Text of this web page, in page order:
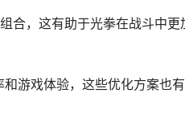
合，这有助于光拳在战斗中更
游戏体验，这些优化方案也